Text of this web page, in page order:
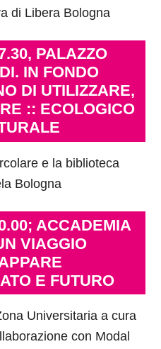
di Libera Bologna
PALAZZO
IN FONDO
DI UTILIZZARE,
:: ECOLOGICO
e la biblioteca
Bologna
ACCADEMIA
VIAGGIO
E FUTURO
Universitaria a cura
con Modal